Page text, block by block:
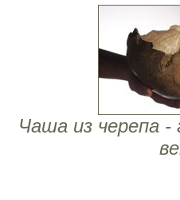
Чаша из черепа -